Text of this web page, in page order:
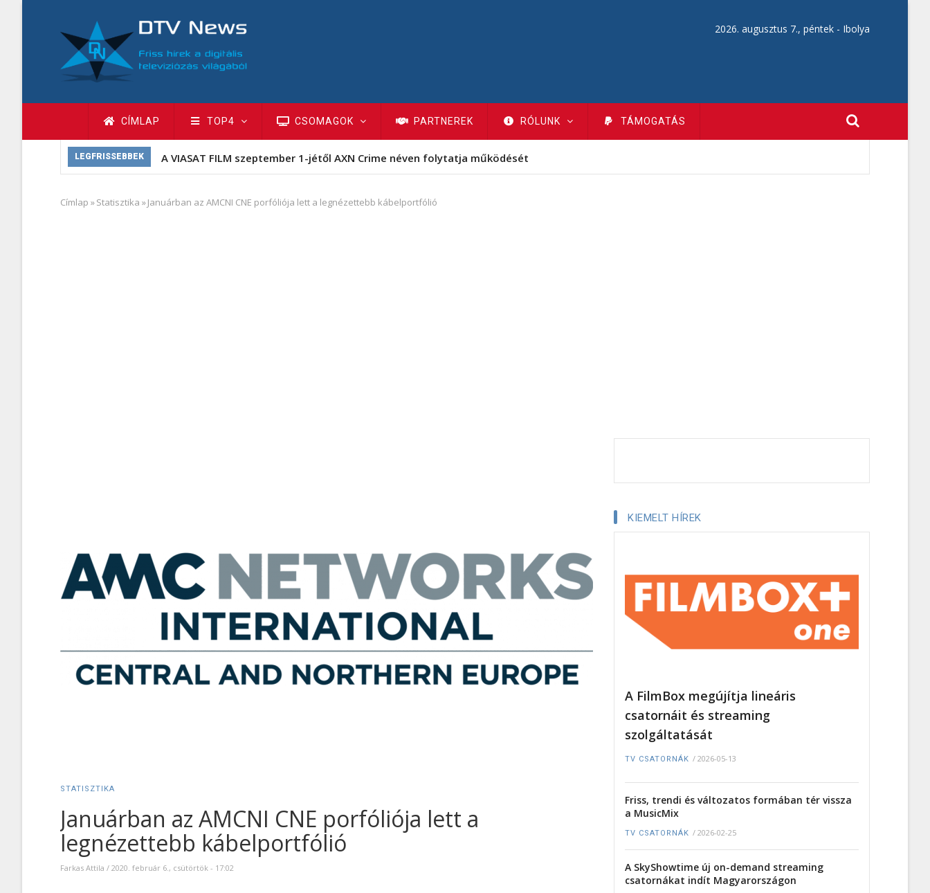
tartalomra
2026. augusztus 7., péntek - Ibolya
Fő
navigáció
CÍMLAP TOP4 CSOMAGOK PARTNEREK RÓLUNK TÁMOGATÁS
LEGFRISSEBBEK A VIASAT FILM szeptember 1-jétől AXN Crime néven folytatja működését
Morzsa
Címlap »Statisztika »Januárban az AMCNI CNE porfóliója lett a legnézettebb kábelportfólió
STATISZTIKA
Januárban az AMCNI CNE porfóliója lett a
legnézettebb kábelportfólió
Farkas Attila / 2020. február 6., csütörtök - 17:02
KIEMELT HÍREK
A FilmBox megújítja lineáris
csatornáit és streaming
szolgáltatását
TV CSATORNÁK / 2026-05-13
Friss, trendi és változatos formában tér vissza
a MusicMix
TV CSATORNÁK / 2026-02-25
A SkyShowtime új on-demand streaming
csatornákat indít Magyarországon